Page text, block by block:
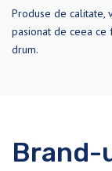
Produse de calitate,
pasionat de ceea ce
drum.
Brand-